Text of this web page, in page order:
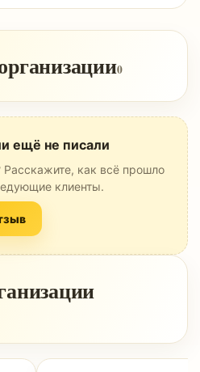
0
ещё не писали
Расскажите, как всё прошло
клиенты.